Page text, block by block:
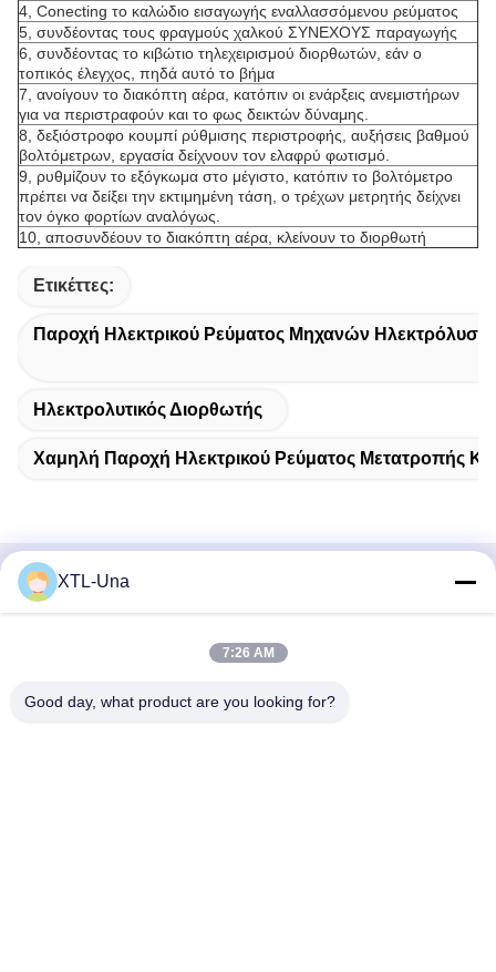
4, Conecting το καλώδιο εισαγωγής εναλλασσόμενου ρεύματος
5, συνδέοντας τους φραγμούς χαλκού ΣΥΝΕΧΟΥΣ παραγωγής
6, συνδέοντας το κιβώτιο τηλεχειρισμού διορθωτών, εάν ο
τοπικός έλεγχος, πηδά αυτό το βήμα
7, ανοίγουν το διακόπτη αέρα, κατόπιν οι ενάρξεις ανεμιστήρων
για να περιστραφούν και το φως δεικτών δύναμης.
8, δεξιόστροφο κουμπί ρύθμισης περιστροφής, αυξήσεις βαθμού
βολτόμετρων, εργασία δείχνουν τον ελαφρύ φωτισμό.
9, ρυθμίζουν το εξόγκωμα στο μέγιστο, κατόπιν το βολτόμετρο
πρέπει να δείξει την εκτιμημένη τάση, ο τρέχων μετρητής δείχνει
τον όγκο φορτίων αναλόγως.
10, αποσυνδέουν το διακόπτη αέρα, κλείνουν το διορθωτή
Ετικέττες:
Παροχή Ηλεκτρικού Ρεύματος Μηχανών
Ηλεκτρολυτικός Διορθωτής
Χαμηλή Παροχή Ηλεκτρικού Ρεύματος Μετατροπής
Γρήγορη επικοινωνία
Xindu, πόλη Chengdu, sichuan επαρχία, Κίνα
XTL-Una
7:26 AM
Good day, what product are you looking for?